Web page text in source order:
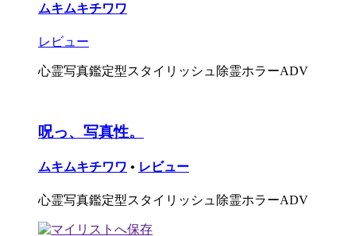
ムキムキチワワ
レビュー
心霊写真鑑定型スタイリッシュ除霊ホラーADV
呪っ、写真性。
ムキムキチワワ • レビュー
心霊写真鑑定型スタイリッシュ除霊ホラーADV